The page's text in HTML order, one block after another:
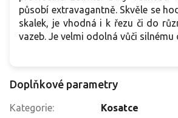
působí extravagantně. Skvěle se
skalek, je vhodná i k řezu či do
vazeb. Je velmi odolná vůči silnému
Doplňkové parametry
Kategorie:
Kosatce